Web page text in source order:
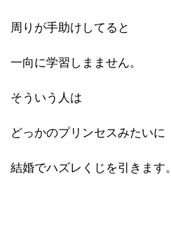
周りが手助けしてると
一向に学習しまません。
そういう人は
どっかのプリンセスみたいに
結婚でハズレくじを引きます。